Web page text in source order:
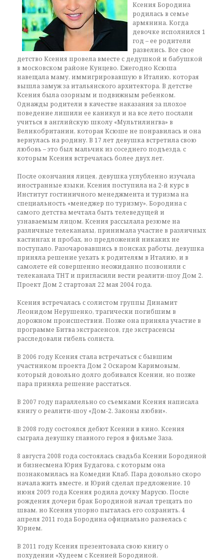
Ксения Бородина
родилась в семье
армянина. Когда
девочке исполнился 1
год – ее родители
развелись. Все свое
детство Ксения провела вместе с дедушкой и бабушкой
в московском районе Кунцево. Ежегодно Ксюша
навещала маму, иммигрировавшую в Италию, которая
вышла замуж за итальянского архитектора. В детстве
Ксения была озорным и подвижным ребенком.
Однажды родители в качестве наказания за плохое
поведение лишили ее каникул и на все лето послали
учиться в английскую школу «Мультилингва» в
Великобритании, которая Ксюше не понравилась и она
вернулась на родину. В 17 лет девушка встретила свою
любовь – это был мальчик из соседнего подъезда, с
которым Ксения встречалась более двух лет.
После окончания лицея, девушка углубленно изучала
иностранные языки, Ксения поступила на 2-й курс в
Институт гостиничного менеджмента и туризма на
специальность «менеджер по туризму». Бородина с
самого детства мечтала быть телеведущей и
узнаваемым лицом. Ксения рассылала резюме на
различные телеканалы, принимала участие в различных
кастингах и пробах, но предложений никаких не
поступало. Разочаровавшись в поисках работы, девушка
приняла решение уехать к родителям в Италию, и в
самолете ей совершенно неожиданно позвонили с
телеканала ТНТ и пригласили вести реалити-шоу Дом 2.
Проект Дом 2 стартовал 22 мая 2004 года.
Ксения встречалась с солистом группы Динамит
Леонидом Нерушенко, трагически погибшим в
дорожном происшествии. Позже она приняла участие в
программе Битва экстрасенсов, где экстрасенсы
расследовали гибель солиста.
В 2006 году Ксения стала встречаться с бывшим
участником проекта Дом 2 Оскаром Каримовым,
который довольно долго добивался Ксении, но позже
пара приняла решение расстаться.
В 2007 году параллельно со съемками Ксения написала
книгу о реалити-шоу «Дом-2. Законы любви».
В 2008 году состоялся дебют Ксении в кино. Ксения
сыграла девушку главного героя в фильме Заза.
8 августа 2008 года состоялась свадьба Ксении Бородиной
и бизнесмена Юрия Будагова, с которым она
познакомилась на Комедии Клаб. Пара довольно скоро
начала жить вместе, и Юрий сделал предложение. 10
июня 2009 года Ксения родила дочку Марусю. После
рождения дочери брак Бородиной начал трещать по
швам, но Ксения упорно пыталась его сохранить. 4
апреля 2011 года Бородина официально развелась с
Юрием.
В 2011 году Ксения презентовала свою книгу о
похудении «Худеем с Ксенией Бородиной.